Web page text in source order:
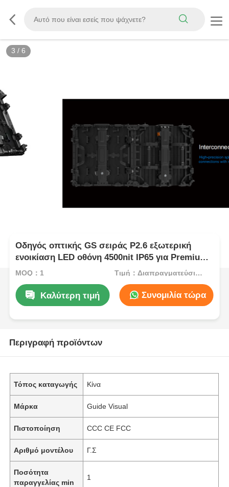
3 / 6
Οδηγός οπτικής GS σειράς P2.6 εξωτερική
ενοικίαση LED οθόνη 4500nit IP65 για Premium
εξωτερική σκηνή, 7680Hz CE
MOQ：1 Τιμή：Διαπραγματεύσιμος
Καλύτερη τιμή Συνομιλία τώρα
Περιγραφή προϊόντων
Τόπος καταγωγής Κίνα
Μάρκα Guide Visual
Πιστοποίηση CCC CE FCC
Αριθμό μοντέλου Γ.Σ
Ποσότητα
παραγγελίας min
1